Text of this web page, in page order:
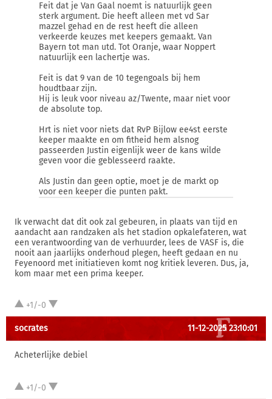
Feit dat je Van Gaal noemt is natuurlijk geen
sterk argument. Die heeft alleen met vd Sar
mazzel gehad en de rest heeft die alleen
verkeerde keuzes met keepers gemaakt. Van
Bayern tot man utd. Tot Oranje, waar Noppert
natuurlijk een lachertje was.
Feit is dat 9 van de 10 tegengoals bij hem
houdtbaar zijn.
Hij is leuk voor niveau az/Twente, maar niet voor
de absolute top.
Hrt is niet voor niets dat RvP Bijlow ee4st eerste
keeper maakte en om fitheid hem alsnog
passeerden Justin eigenlijk weer de kans wilde
geven voor die geblesseerd raakte.
Als Justin dan geen optie, moet je de markt op
voor een keeper die punten pakt.
Ik verwacht dat dit ook zal gebeuren, in plaats van tijd en
aandacht aan randzaken als het stadion opkalefateren, wat
een verantwoording van de verhuurder, lees de VASF is, die
nooit aan jaarlijks onderhoud plegen, heeft gedaan en nu
Feyenoord met initiatieven komt nog kritiek leveren. Dus, ja,
kom maar met een prima keeper.
+1/-0
socrates 11-12-2025 23:10:01
Acheterlijke debiel
+1/-0